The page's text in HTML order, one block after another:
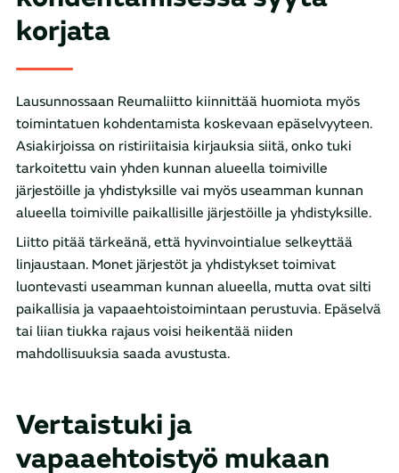
korjata
Lausunnossaan Reumaliitto kiinnittää huomiota myös
toimintatuen kohdentamista koskevaan epäselvyyteen.
Asiakirjoissa on ristiriitaisia kirjauksia siitä, onko tuki
tarkoitettu vain yhden kunnan alueella toimiville
järjestöille ja yhdistyksille vai myös useamman kunnan
alueella toimiville paikallisille järjestöille ja yhdistyksille.
Liitto pitää tärkeänä, että hyvinvointialue selkeyttää
linjaustaan. Monet järjestöt ja yhdistykset toimivat
luontevasti useamman kunnan alueella, mutta ovat silti
paikallisia ja vapaaehtoistoimintaan perustuvia. Epäselvä
tai liian tiukka rajaus voisi heikentää niiden
mahdollisuuksia saada avustusta.
Vertaistuki ja
vapaaehtoistyö mukaan